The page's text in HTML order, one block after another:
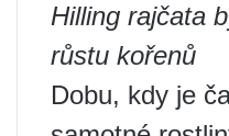
Hilling rajčata
růstu kořenů
Dobu, kdy je